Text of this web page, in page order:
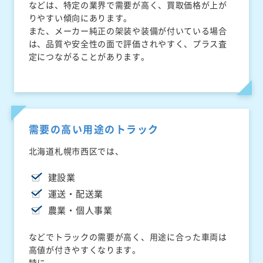
などは、特定の業界で需要が高く、買取価格が上が
りやすい傾向にあります。
また、メーカー純正の架装や装備が付いている場合
は、品質や安全性の面で評価されやすく、プラス査
定につながることがあります。
需要の高い用途のトラック
北海道札幌市西区では、
建設業
運送・配送業
農業・個人事業
などでトラックの需要が高く、用途に合った車両は
高値が付きやすくなります。